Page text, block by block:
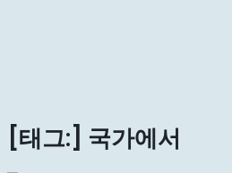
[태그:] 국가에서